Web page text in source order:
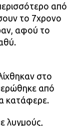
από
το 7χρονο
αφού το
στο
από
κατάφερε.
λυγμούς,